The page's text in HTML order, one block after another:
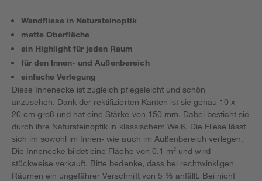
Wandfliese in Natursteinoptik
matte Oberfläche
ein Highlight für jeden Raum
für den Innen- und Außenbereich
einfache Verlegung
Diese Innenecke ist zugleich pflegeleicht und schön
anzusehen. Dank der rektifizierten Kanten ist sie genau 10 x
20 cm groß und hat eine Stärke von 150 mm. Dabei besticht sie
durch ihre Natursteinoptik in klassischem Weiß. Die Fliese lässt
sich im sowohl im Innen- wie auch im Außenbereich verlegen.
Die Innenecke bildet eine Fläche von 0,1 m² und wird
stückweise verkauft. Bitte bedenke, dass bei rechtwinkligen
Räumen ein ungefährer Verschnitt von 5 % anfällt. Bei nicht